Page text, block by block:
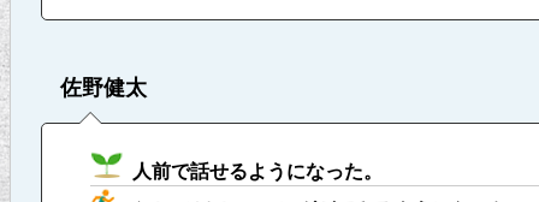
佐野健太
人前で話せるようになった。